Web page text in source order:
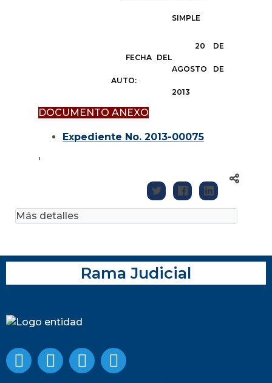
SIMPLE
FECHA DEL
AUTO:
20 DE
AGOSTO DE
2013
DOCUMENTO ANEXO
Expediente No. 2013-00075
'
Más detalles
Rama Judicial